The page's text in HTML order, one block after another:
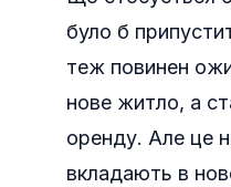
було б
теж повинен
нове житло, а
оренду. Але це
вкладають в